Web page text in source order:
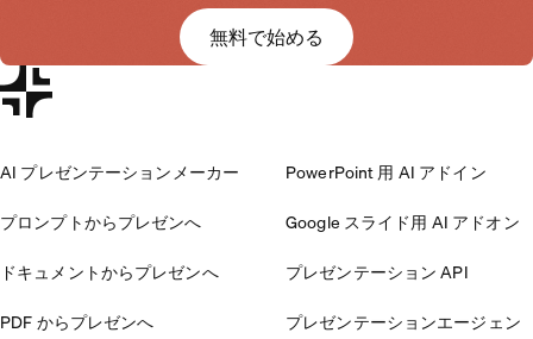
無料で始める
AI プレゼンテーションメーカー
プロンプトからプレゼンへ
ドキュメントからプレゼンへ
PDF からプレゼンへ
PowerPoint 用 AI アドイン
Google スライド用 AI アドオン
プレゼンテーション API
プレゼンテーションエージェン